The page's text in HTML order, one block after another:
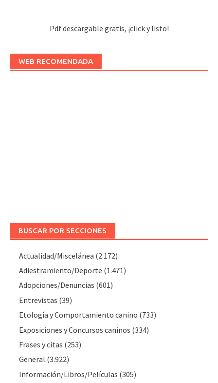
Pdf descargable gratis, ¡click y listo!
WEB RECOMENDADA
BUSCAR POR SECCIONES
Actualidad/Miscelánea (2.172)
Adiestramiento/Deporte (1.471)
Adopciones/Denuncias (601)
Entrevistas (39)
Etología y Comportamiento canino (733)
Exposiciones y Concursos caninos (334)
Frases y citas (253)
General (3.922)
Información/Libros/Películas (305)